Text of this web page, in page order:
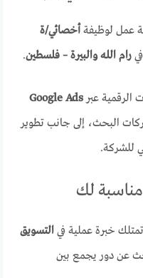
عمل لوظيفةأخصائي/ة
رام الله والبيرة – فلسطين.
الرقمية عبرGoogle Ads
البحث، إلى جانب تطوير
للشركة.
مناسبة لك
خبرة عملية فيالتسويق
عن دور يجمع بين